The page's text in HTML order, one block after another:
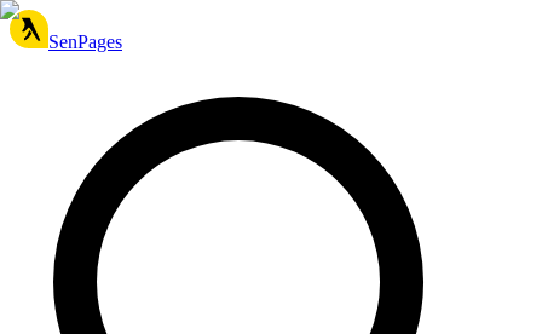
SenPages